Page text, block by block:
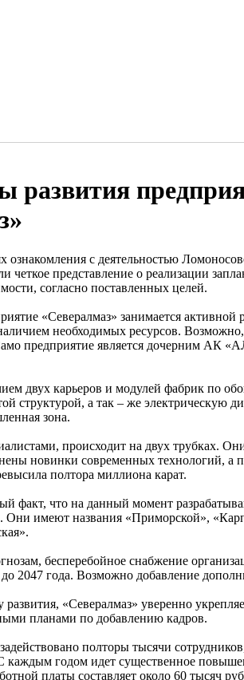
развития
ознакомления с деятельностью
четкое представление о реализации
согласно поставленных целей.
«Севералмаз» занимается активной
необходимых ресурсов. Возможно,
предприятие является дочерним АК
двух карьеров и модулей фабрик по
структурой, а так – же электрическую
зона.
происходит на двух трубках.
новинки современных технологий, а
полтора миллиона карат.
факт, что на данный момент
Они имеют названия «Приморской»,
бесперебойное снабжение
2047 года. Возможно добавление
«Севералмаз» уверенно
планами по добавлению кадров.
полторы тысячи
каждым годом идет существенное
платы составляет около 60 тысяч